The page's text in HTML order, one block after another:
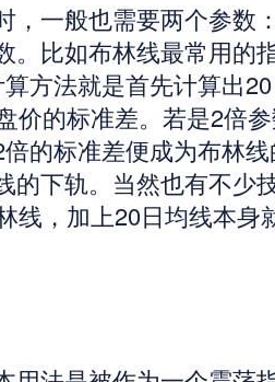
一般也需要两个参数
。比如布林线最常用的
方法就是首先计算出
价的标准差。若是2倍
的标准差便成为布林
的下轨。当然也有不少
线，加上20日均线本身